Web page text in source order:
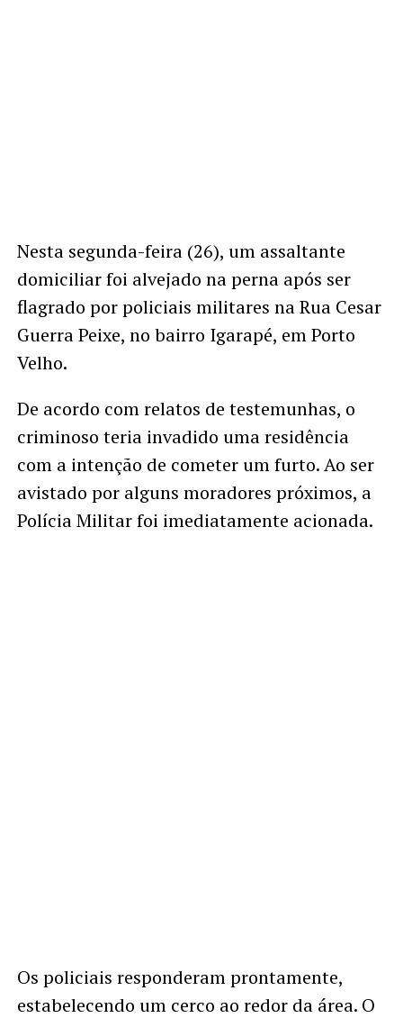
Nesta segunda-feira (26), um assaltante
domiciliar foi alvejado na perna após ser
flagrado por policiais militares na Rua Cesar
Guerra Peixe, no bairro Igarapé, em Porto
Velho.
De acordo com relatos de testemunhas, o
criminoso teria invadido uma residência
com a intenção de cometer um furto. Ao ser
avistado por alguns moradores próximos, a
Polícia Militar foi imediatamente acionada.
Os policiais responderam prontamente,
estabelecendo um cerco ao redor da área. O